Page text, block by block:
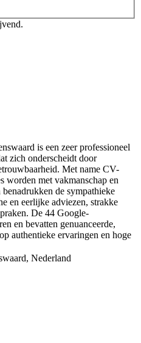
is een zeer professioneel
zich onderscheidt door
Met name CV-
worden met vakmanschap en
de sympathieke
en eerlijke adviezen, strakke
De 44 Google-
en bevatten genuanceerde,
authentieke ervaringen en hoge
Nederland